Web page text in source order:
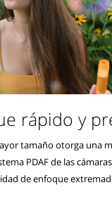
rápido y
tamaño otorga una
PDAF de las
de enfoque